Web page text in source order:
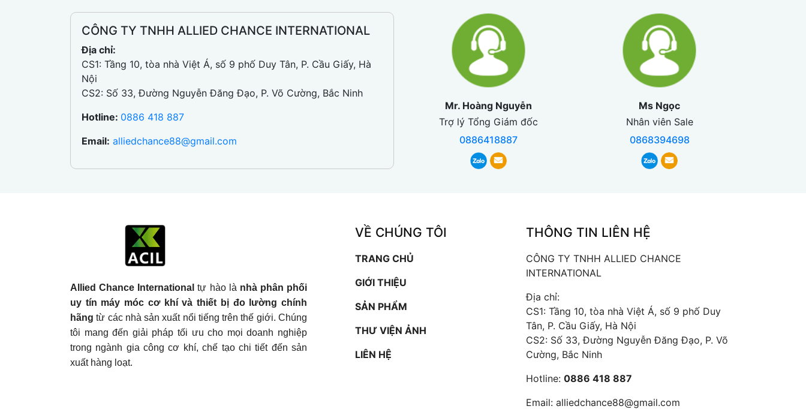
CÔNG TY TNHH ALLIED CHANCE INTERNATIONAL
Địa chỉ:
CS1: Tầng 10, tòa nhà Việt Á, số 9 phố Duy Tân, P. Cầu Giấy, Hà
Nội
CS2: Số 33, Đường Nguyễn Đăng Đạo, P. Võ Cường, Bắc Ninh
Hotline: 0886 418 887
Email: alliedchance88@gmail.com
Mr. Hoàng Nguyễn
Trợ lý Tổng Giám đốc
0886418887
Ms Ngọc
Nhân viên Sale
0868394698
Allied Chance International tự hào là nhà phân phối
uy tín máy móc cơ khí và thiết bị đo lường chính
hãngtừ các nhà sản xuất nổi tiếng trên thế giới. Chúng
tôi mang đến giải pháp tối ưu cho mọi doanh nghiệp
trong ngành gia công cơ khí, chế tạo chi tiết đến sản
xuất hàng loạt.
VỀ CHÚNG TÔI
TRANG CHỦ
GIỚI THIỆU
SẢN PHẨM
THƯ VIỆN ẢNH
LIÊN HỆ
THÔNG TIN LIÊN HỆ
CÔNG TY TNHH ALLIED CHANCE
INTERNATIONAL
Địa chỉ:
CS1: Tầng 10, tòa nhà Việt Á, số 9 phố Duy
Tân, P. Cầu Giấy, Hà Nội
CS2: Số 33, Đường Nguyễn Đăng Đạo, P. Võ
Cường, Bắc Ninh
Hotline: 0886 418 887
Email: alliedchance88@gmail.com